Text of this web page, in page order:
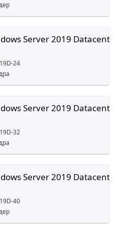
Server 2019 Datacenter
24
Server 2019 Datacenter
32
Server 2019 Datacenter
40